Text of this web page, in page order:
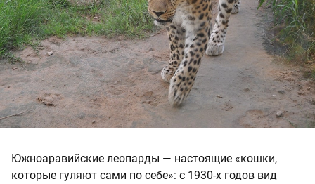
Южноаравийские леопарды — настоящие «кошки,
которые гуляют сами по себе»: с 1930-х годов вид